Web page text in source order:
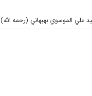
علي الموسوي بهبهاني (رحمه الله)